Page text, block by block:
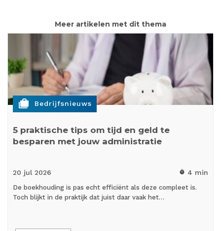
Meer artikelen met dit thema
cases Bedrijfsnieuws
5 praktische tips om tijd en geld te
besparen met jouw administratie
20 jul 2026 timer 4 min
De boekhouding is pas echt efficiënt als deze compleet is.
Toch blijkt in de praktijk dat juist daar vaak het…